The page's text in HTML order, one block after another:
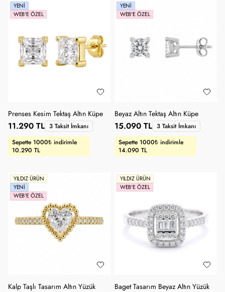
YENI
WEB'E ÖZEL
Prenses Kesim Tektaş Altın Küpe
Sepette 1000₺ indirimle
10.290 TL
11.290 TL 3 Taksit İmkanı
YENI
WEB'E ÖZEL
Beyaz Altın Tektaş Altın Küpe
Sepette 1000₺ indirimle
14.090 TL
15.090 TL 3 Taksit İmkanı
YILDIZ ÜRÜN
YENI
WEB'E ÖZEL
Kalp Taşlı Tasarım Altın Yüzük
YILDIZ ÜRÜN
WEB'E ÖZEL
Baget Tasarım Beyaz Altın Yüzük